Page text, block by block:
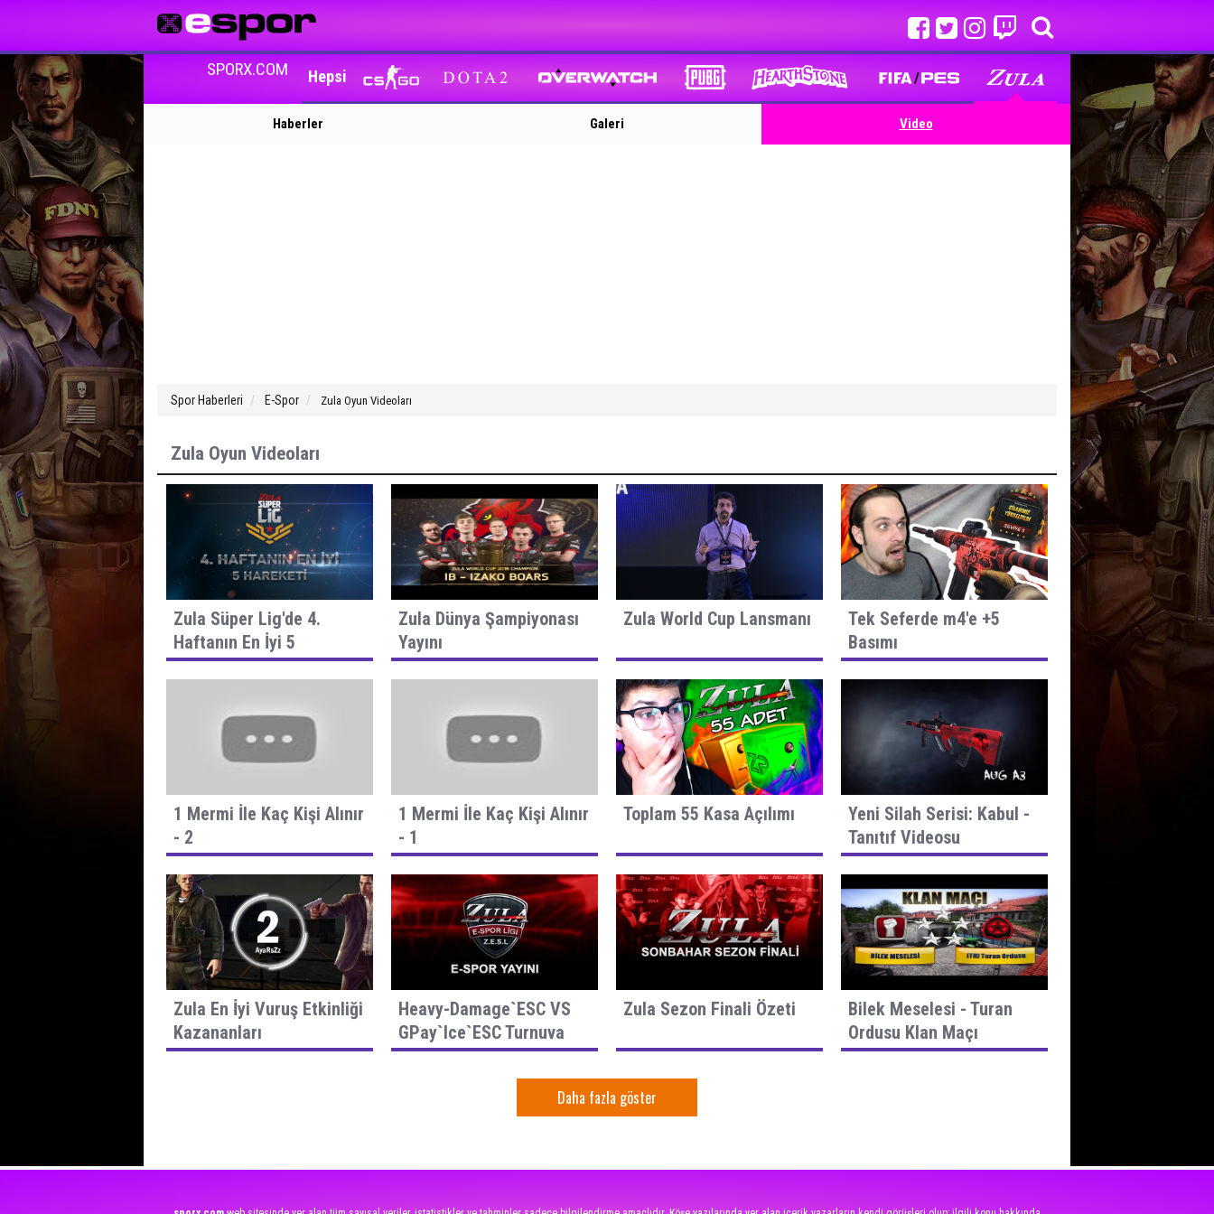
SPORX.COM Hepsi
Haberler Galeri Video
Spor Haberleri E-Spor Zula Oyun Videoları
Zula Oyun Videoları
Zula Süper Lig'de 4.
Haftanın En İyi 5
Hareketi!
Zula Dünya Şampiyonası
Yayını
Zula World Cup Lansmanı
Tek Seferde m4'e +5
Basımı
1 Mermi İle Kaç Kişi Alınır
- 2
1 Mermi İle Kaç Kişi Alınır
- 1
Toplam 55 Kasa Açılımı
Yeni Silah Serisi: Kabul -
Tanıtıf Videosu
Zula En İyi Vuruş Etkinliği
Kazananları
Heavy-Damage`ESC VS
GPay`Ice`ESC Turnuva
Maçı
Zula Sezon Finali Özeti
Bilek Meselesi - Turan
Ordusu Klan Maçı
Daha fazla göster